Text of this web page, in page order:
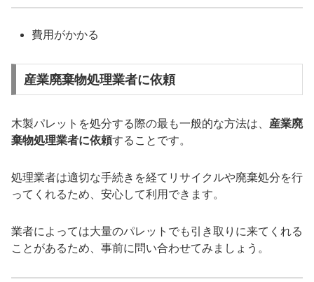
費用がかかる
産業廃棄物処理業者に依頼
木製パレットを処分する際の最も一般的な方法は、 産業廃
棄物処理業者に依頼することです。
処理業者は適切な手続きを経てリサイクルや廃棄処分を行
ってくれるため、安心して利用できます。
業者によっては大量のパレットでも引き取りに来てくれる
ことがあるため、事前に問い合わせてみましょう。